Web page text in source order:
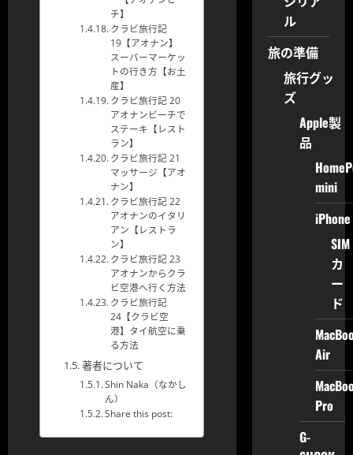
チ】
クラビ旅行記
19【アオナン】
スーパーマーケッ
トの行き方【お土
産】
クラビ旅行記 20
アオナンビーチで
ステーキ【レスト
ラン】
クラビ旅行記 21
マッサージ【アオ
ナン】
クラビ旅行記 22
アオナンのイタリ
アン【レストラ
ン】
クラビ旅行記 23
アオナンからクラ
ビ空港へ行く方法
クラビ旅行記
24【クラビ空
港】タイ航空に乗
る方法
著者について
Shin Naka（なかし
ん）
Share this post:
ル
旅の準備
旅行グッ
ズ
Apple製
品
mini
iPhone
SIM
カ
ー
ド
Air
Pro
G-